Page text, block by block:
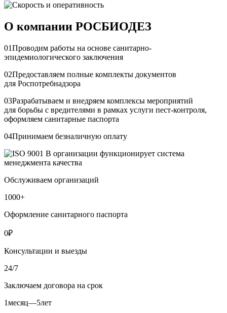
О компании РОСБИОДЕЗ
01Проводим работы на основе санитарно-
эпидемиологического заключения
02Предоставляем полные комплекты документов
для Роспотребнадзора
03Разрабатываем и внедряем комплексы мероприятий
для борьбы с вредителями в рамках услуги пест-контроля,
оформляем санитарные паспорта
04Принимаем безналичную оплату
В организации функционирует система
менеджмента качества
Обслуживаем организаций
1000+
Оформление санитарного паспорта
0₽
Консультации и выезды
24/7
Заключаем договора на срок
1месяц—5лет